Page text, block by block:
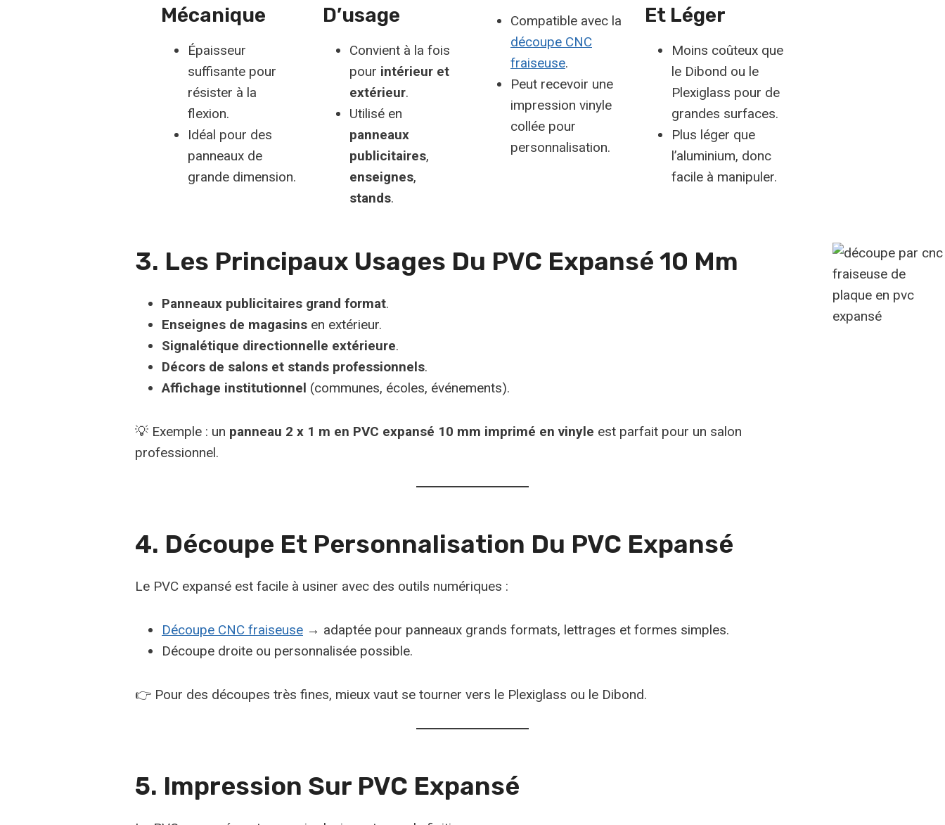
Mécanique
Épaisseur
suffisante pour
résister à la
flexion.
Idéal pour des
panneaux de
grande dimension.
D’usage
Convient à la fois
pour intérieur et
extérieur.
Utilisé en
panneaux
publicitaires,
enseignes,
stands.
Compatible avec la
découpe CNC
fraiseuse.
Peut recevoir une
impression vinyle
collée pour
personnalisation.
Et Léger
Moins coûteux que
le Dibond ou le
Plexiglass pour de
grandes surfaces.
Plus léger que
l’aluminium, donc
facile à manipuler.
3. Les Principaux Usages Du PVC Expansé 10 Mm
Panneaux publicitaires grand format.
Enseignes de magasins en extérieur.
Signalétique directionnelle extérieure.
Décors de salons et stands professionnels.
Affichage institutionnel (communes, écoles, événements).
💡 Exemple : un panneau 2 x 1 m en PVC expansé 10 mm imprimé en vinyle est parfait pour un salon
professionnel.
4. Découpe Et Personnalisation Du PVC Expansé
Le PVC expansé est facile à usiner avec des outils numériques :
Découpe CNC fraiseuse → adaptée pour panneaux grands formats, lettrages et formes simples.
Découpe droite ou personnalisée possible.
👉 Pour des découpes très fines, mieux vaut se tourner vers le Plexiglass ou le Dibond.
5. Impression Sur PVC Expansé